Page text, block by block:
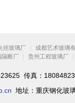
丝玻璃厂 | 成都艺术玻璃
隔断厂 | 贵州工程玻璃厂 |
传真：
地址：重庆钢化玻